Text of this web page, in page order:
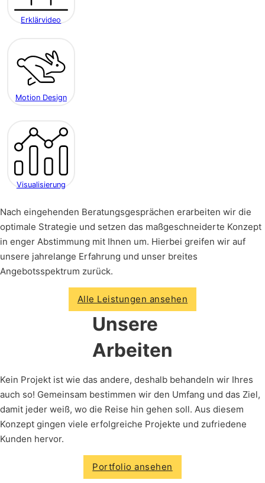
Erklärvideo
Motion Design
Visualisierung
Nach eingehenden Beratungsgesprächen erarbeiten wir die
optimale Strategie und setzen das maßgeschneiderte Konzept
in enger Abstimmung mit Ihnen um. Hierbei greifen wir auf
unsere jahrelange Erfahrung und unser breites
Angebotsspektrum zurück.
Alle Leistungen ansehen
Unsere
Arbeiten
Kein Projekt ist wie das andere, deshalb behandeln wir Ihres
auch so! Gemeinsam bestimmen wir den Umfang und das Ziel,
damit jeder weiß, wo die Reise hin gehen soll. Aus diesem
Konzept gingen viele erfolgreiche Projekte und zufriedene
Kunden hervor.
Portfolio ansehen